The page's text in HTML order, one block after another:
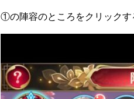
①の陣容のところをクリックす